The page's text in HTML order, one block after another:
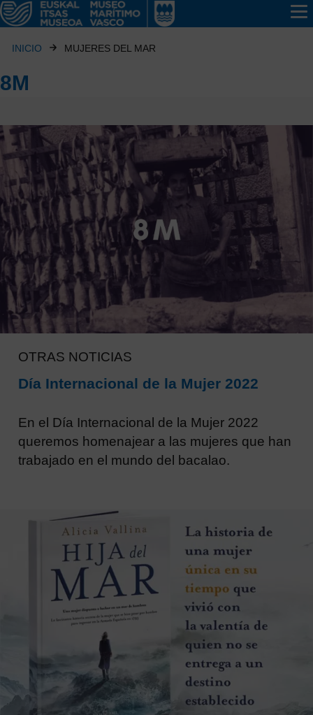
INICIO MUJERES DEL MAR
8M
OTRAS NOTICIAS
Día Internacional de la Mujer 2022
En el Día Internacional de la Mujer 2022
queremos homenajear a las mujeres que han
trabajado en el mundo del bacalao.